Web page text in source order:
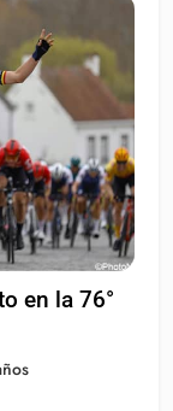
en la 76°